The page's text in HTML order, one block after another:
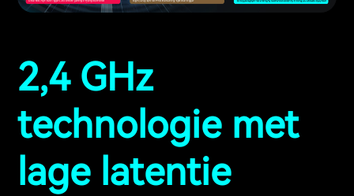
2,4 GHz
technologie met
lage latentie